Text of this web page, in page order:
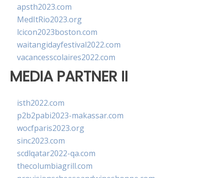
apsth2023.com
MedItRio2023.org
lcicon2023boston.com
waitangidayfestival2022.com
vacancesscolaires2022.com
MEDIA PARTNER II
isth2022.com
p2b2pabi2023-makassar.com
wocfparis2023.org
sinc2023.com
scdlqatar2022-qa.com
thecolumbiagrill.com